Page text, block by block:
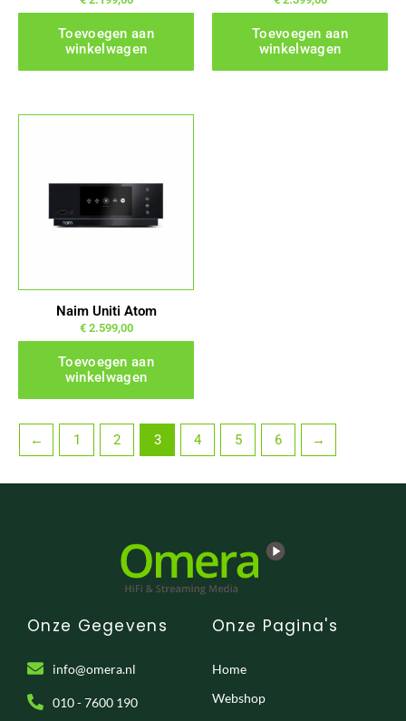
Toevoegen aan
winkelwagen
Toevoegen aan
winkelwagen
Naim Uniti Atom
€2.599,00
Toevoegen aan
winkelwagen
← 1 2 3 4 5 6 →
Onze Gegevens
info@omera.nl
010 - 7600 190
Onze Pagina's
Home
Webshop